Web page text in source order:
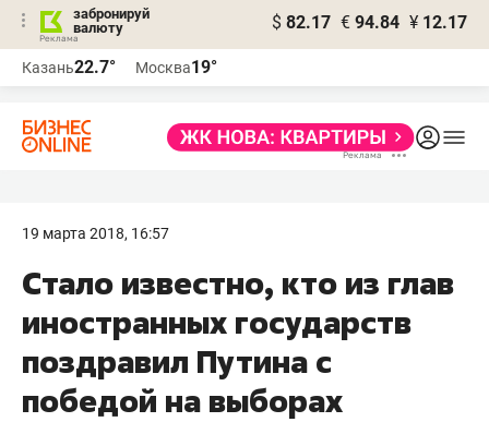
забронируй
валюту
$ 82.17 € 94.84 ¥ 12.17
Казань22.7° Москва19°
19 марта 2018, 16:57
Стало известно, кто из глав
иностранных государств
поздравил Путина с
победой на выборах